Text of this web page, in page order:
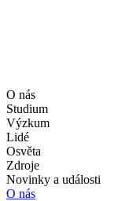
O nás
Studium
Výzkum
Lidé
Osvěta
Zdroje
Novinky a události
O nás